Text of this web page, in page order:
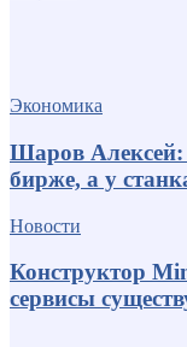
Экономика
Шаров Алексей:
бирже, а у
Новости
Конструктор
сервисы